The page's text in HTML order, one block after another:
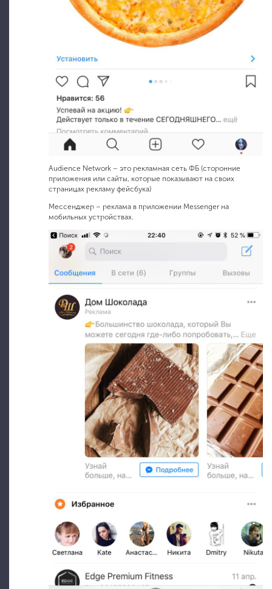
Audience Network – это рекламная сеть ФБ (сторонние
приложения или сайты, которые показывают на своих
страницах рекламу фейсбука)
Мессенджер – реклама в приложении Messenger на
мобильных устройствах.